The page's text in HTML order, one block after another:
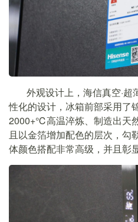
外观设计上，海信真空·
性化的设计，冰箱前部采用了
2000+℃高温淬炼、制造出天
且以金箔增加配色的层次，勾
体颜色搭配非常高级，并且彰